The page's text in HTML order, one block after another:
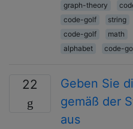
graph-theory
code-golf
string
code-golf
math
alphabet
code-
22
Geben Sie
gemäß der
aus